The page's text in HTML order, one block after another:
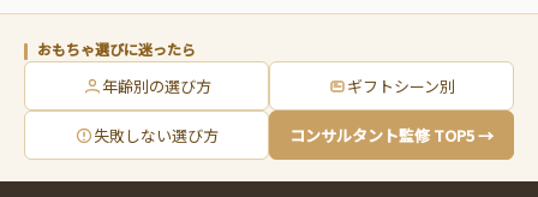
おもちゃ選びに迷ったら
年齢別の選び方 ギフトシーン別
失敗しない選び方 コンサルタント監修 TOP5 →